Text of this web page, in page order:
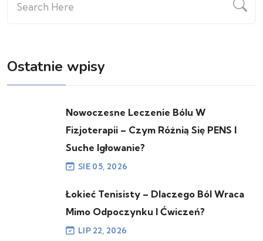
Ostatnie wpisy
Nowoczesne Leczenie Bólu W
Fizjoterapii – Czym Różnią Się PENS I
Suche Igłowanie?
SIE 05, 2026
Łokieć Tenisisty – Dlaczego Ból Wraca
Mimo Odpoczynku I Ćwiczeń?
LIP 22, 2026